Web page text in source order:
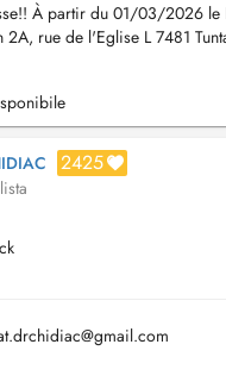
À partir du 01/03/2026
2A, rue de l'Eglise L 7481
le...
2425